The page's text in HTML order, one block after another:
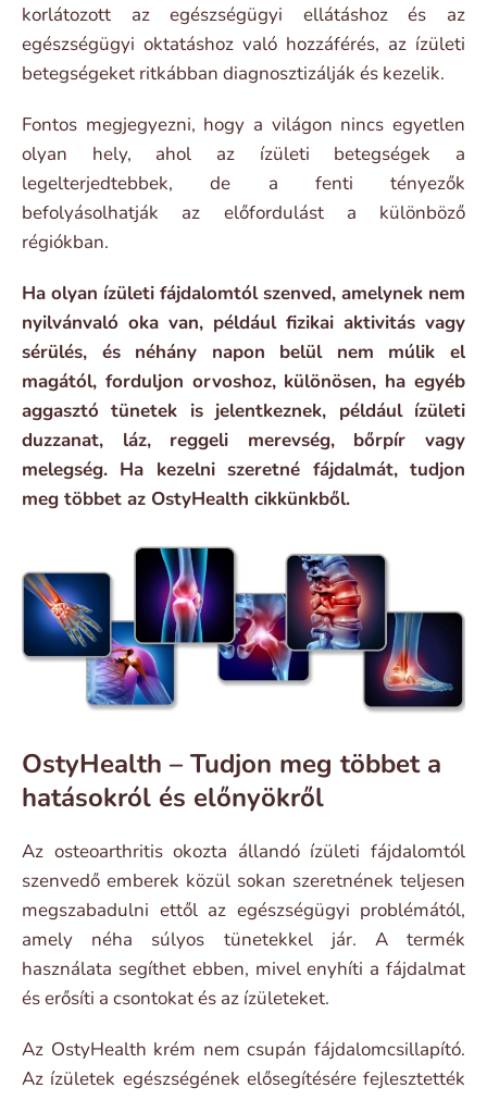
korlátozott az egészségügyi ellátáshoz és az
egészségügyi oktatáshoz való hozzáférés, az ízületi
betegségeket ritkábban diagnosztizálják és kezelik.
Fontos megjegyezni, hogy a világon nincs egyetlen
olyan hely, ahol az ízületi betegségek a
legelterjedtebbek, de a fenti tényezők
befolyásolhatják az előfordulást a különböző
régiókban.
Ha olyan ízületi fájdalomtól szenved, amelynek nem
nyilvánvaló oka van, például fizikai aktivitás vagy
sérülés, és néhány napon belül nem múlik el
magától, forduljon orvoshoz, különösen, ha egyéb
aggasztó tünetek is jelentkeznek, például ízületi
duzzanat, láz, reggeli merevség, bőrpír vagy
melegség. Ha kezelni szeretné fájdalmát, tudjon
meg többet az OstyHealth cikkünkből.
OstyHealth – Tudjon meg többet a
hatásokról és előnyökről
Az osteoarthritis okozta állandó ízületi fájdalomtól
szenvedő emberek közül sokan szeretnének teljesen
megszabadulni ettől az egészségügyi problémától,
amely néha súlyos tünetekkel jár. A termék
használata segíthet ebben, mivel enyhíti a fájdalmat
és erősíti a csontokat és az ízületeket.
Az OstyHealth krém nem csupán fájdalomcsillapító.
Az ízületek egészségének elősegítésére fejlesztették